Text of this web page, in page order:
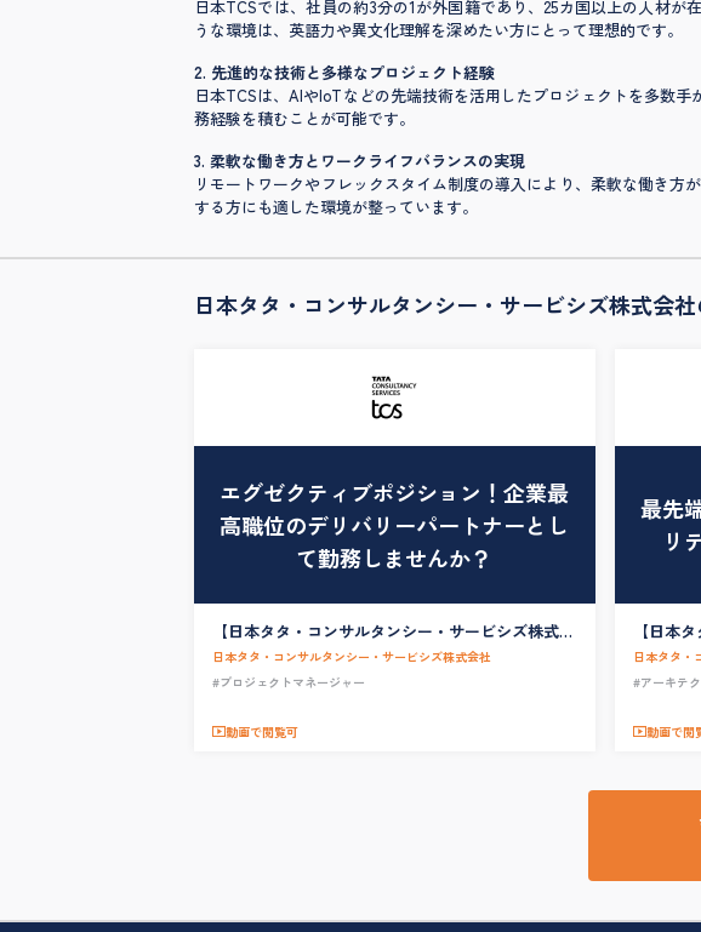
日本TCSでは、社員の約3分の1が外国籍であり、25カ国以上の人材
うな環境は、英語力や異文化理解を深めたい方にとって理想的です。
2. 先進的な技術と多様なプロジェクト経験
日本TCSは、AIやIoTなどの先端技術を活用したプロジェクトを多数
務経験を積むことが可能です。
3. 柔軟な働き方とワークライフバランスの実現
リモートワークやフレックスタイム制度の導入により、柔軟な働き方
する方にも適した環境が整っています。
日本タタ・コンサルタンシー・サービシズ株式会
エグゼクティブポジション！企業最
高職位のデリバリーパートナーとし
て勤務しませんか？
動画で閲覧可
【日本タタ・コンサルタンシー・サービシズ株式会
社】エグゼクティブ採用_Senior Program Manager
/ Delivery Partner
日本タタ・コンサルタンシー・サービシズ株式会社
#プロジェクトマネージャー
最先
リ
動画で閲
【日本
社】サイ
ト
日本タタ・
#アーキテ